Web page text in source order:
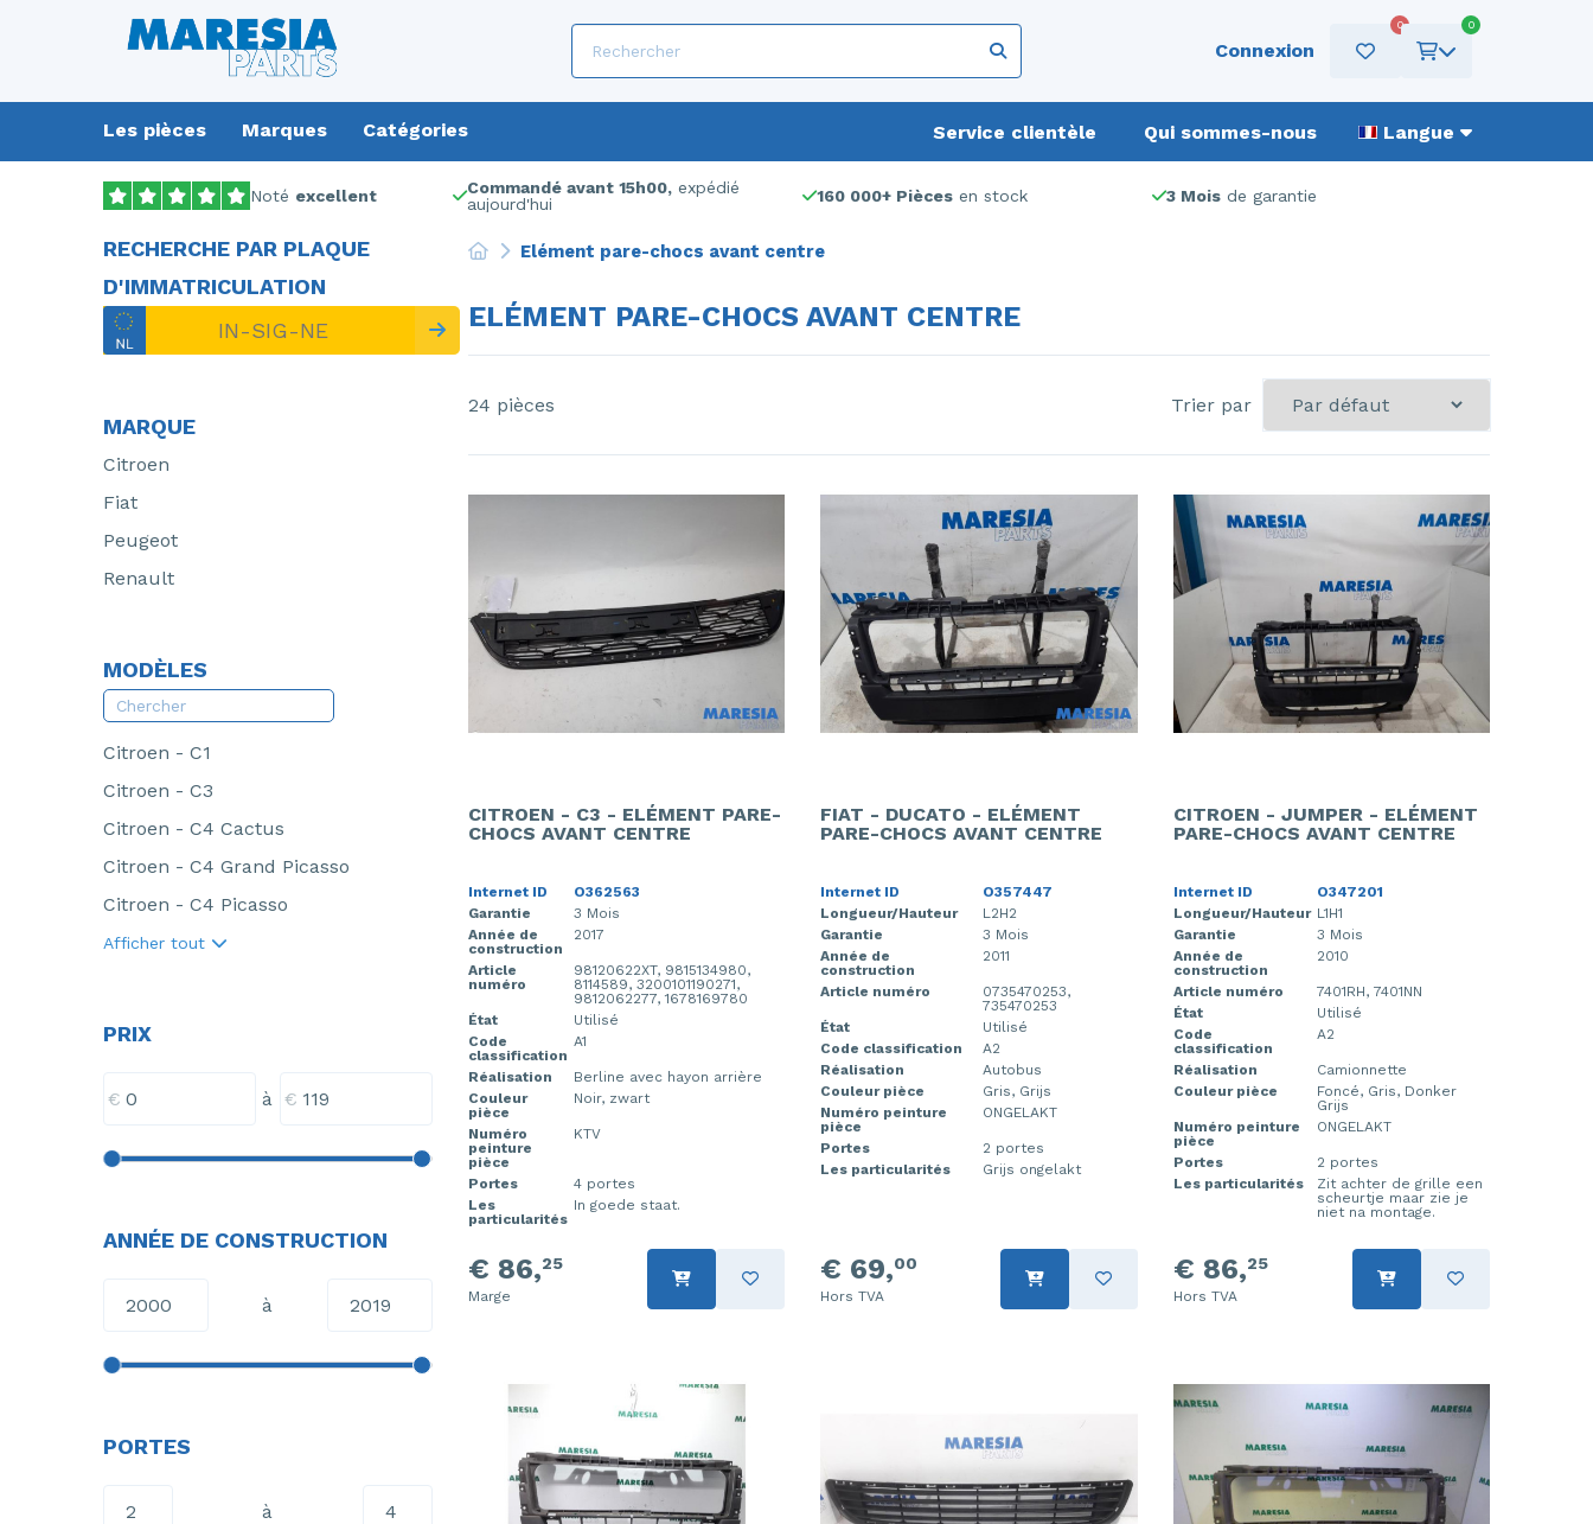
Connexion
0 0
Les pièces Marques Catégories Service clientèle Qui sommes-nous Langue
Noté excellent Commandé avant 15h00, expédié
aujourd'hui
160 000+ Pièces en stock 3 Mois de garantie
RECHERCHE PAR PLAQUE
D'IMMATRICULATION
MARQUE
Citroen
Fiat
Peugeot
Renault
MODÈLES
Citroen - C1
Citroen - C3
Citroen - C4 Cactus
Citroen - C4 Grand Picasso
Citroen - C4 Picasso
Afficher tout
PRIX
€ à €
ANNÉE DE CONSTRUCTION
à
PORTES
à
Elément pare-chocs avant centre
ELÉMENT PARE-CHOCS AVANT CENTRE
24 pièces Trier par
CITROEN - C3 - ELÉMENT PARE-
CHOCS AVANT CENTRE
Internet ID
O362563
Garantie
3 Mois
Année de
construction
2017
Article
numéro
98120622XT, 9815134980,
8114589, 3200101190271,
9812062277, 1678169780
État
Utilisé
Code
classification
A1
Réalisation
Berline avec hayon arrière
Couleur
pièce
Noir, zwart
Numéro
peinture
pièce
KTV
Portes
4 portes
Les
particularités
In goede staat.
€ 86,25
Marge
FIAT - DUCATO - ELÉMENT
PARE-CHOCS AVANT CENTRE
Internet ID
O357447
Longueur/Hauteur
L2H2
Garantie
3 Mois
Année de
construction
2011
Article numéro
0735470253,
735470253
État
Utilisé
Code classification
A2
Réalisation
Autobus
Couleur pièce
Gris, Grijs
Numéro peinture
pièce
ONGELAKT
Portes
2 portes
Les particularités
Grijs ongelakt
€ 69,00
Hors TVA
CITROEN - JUMPER - ELÉMENT
PARE-CHOCS AVANT CENTRE
Internet ID
O347201
Longueur/Hauteur L1H1
Garantie
3 Mois
Année de
construction
2010
Article numéro
7401RH, 7401NN
État
Utilisé
Code
classification
A2
Réalisation
Camionnette
Couleur pièce
Foncé, Gris, Donker
Grijs
Numéro peinture
pièce
ONGELAKT
Portes
2 portes
Les particularités
Zit achter de grille een
scheurtje maar zie je
niet na montage.
€ 86,25
Hors TVA